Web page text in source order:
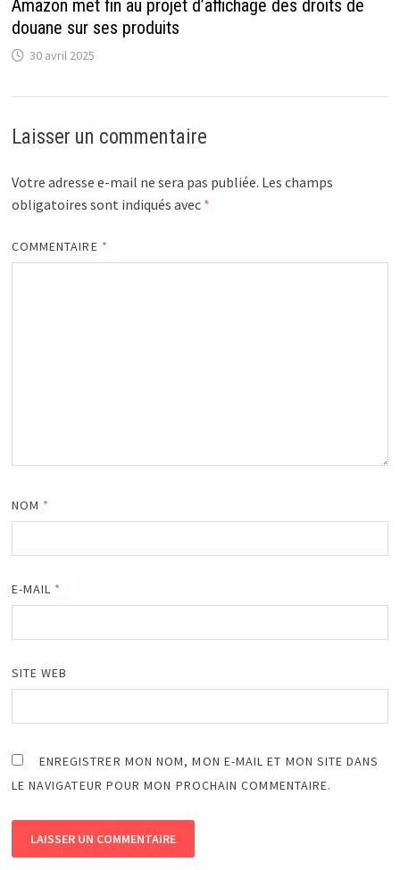
Amazon met fin au projet d’affichage des droits de
douane sur ses produits
30 avril 2025
Laisser un commentaire
Votre adresse e-mail ne sera pas publiée. Les champs
obligatoires sont indiqués avec *
COMMENTAIRE *
NOM *
E-MAIL *
SITE WEB
ENREGISTRER MON NOM, MON E-MAIL ET MON SITE DANS
LE NAVIGATEUR POUR MON PROCHAIN COMMENTAIRE.